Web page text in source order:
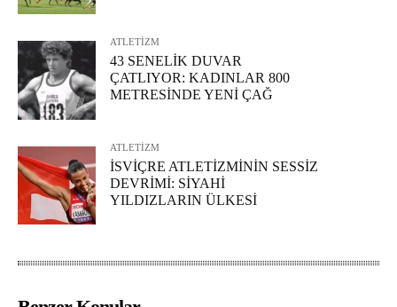
ATLETİZM
43 SENELİK DUVAR
ÇATLIYOR: KADINLAR 800
METRESİNDE YENİ ÇAĞ
ATLETİZM
İSVİÇRE ATLETİZMİNİN SESSİZ
DEVRİMİ: SİYAHİ
YILDIZLARIN ÜLKESİ